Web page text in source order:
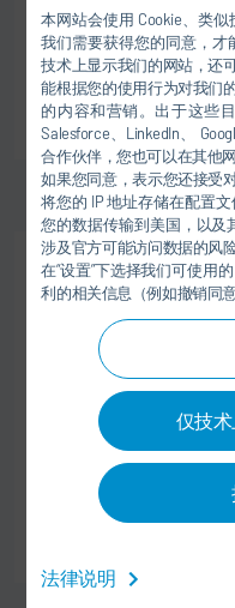
本网站会使用 Cookie、类似
我们需要获得您的同意，才
技术上显示我们的网站，还
能根据您的使用行为对我们
的内容和营销。出于这些
Salesforce、LinkedIn、
合作伙伴，您也可以在其他
如果您同意，表示您还接受
将您的 IP 地址存储在配置
您的数据传输到美国，以及
涉及官方可能访问数据的风
在“设置”下选择我们可使用
利的相关信息（例如撤销同
仅技
法律说明
201 305 Noida
India
往届生
供应链和采购
German
Material
Dürr Group Services,
201 305 Noida